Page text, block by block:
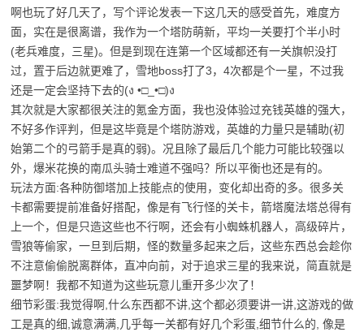
啊也玩了好几天了，写个评论发表一下这几天的感受首先，难度方
面，实在是很离谱，我作为一个塔防萌新，平均一关要打个半小时
(老兵难度，三星)。但是到现在连第一个区域都还有一关旗帜没打
过，置于后边就更难了，雪地boss打了3，4次都是个一星，不过我
还是一定会坚持下去的(ง •□_•□)ง
其次就是大家都很关注的氪金方面，我也没体验过充钱英雄的强大，
不好多作评判，但是这毕竟是个塔防游戏，英雄的力量只是辅助(初
始第二个的弓箭手是真的弱)。况且除了最后几个能力可能比较强以
外，爆米花换的南瓜头骑士难道不强吗？所以平衡也还是有的。
玩法方面:各种防御塔加上技能点的使用，变化却出奇的多。很多关
卡都需要提前准备好搭配，像是有飞行怪的关卡，箭塔魔法塔总得有
上一个，但是只造这些也不行啊，还会有小蜘蛛机器人，高级碎片，
雪狼等偷家，一旦到后期，怪的数量多起来之后，这些东西总会趁你
不注意偷偷脱离群体，直冲向前，对于追求三星的我来说，简直就是
噩梦啊！我都不知道为这些玩意儿重开多少次了！
细节彩蛋:我觉得啊,什么东西都不讲,这个都必须要讲一讲,这游戏的做
工是真的细,诚意满满,几乎每一关都有好几个彩蛋,细节什么的, 像是